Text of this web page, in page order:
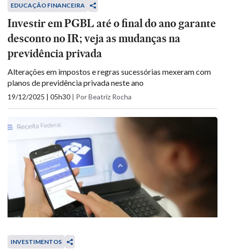
EDUCAÇÃO FINANCEIRA
Investir em PGBL até o final do ano garante
desconto no IR; veja as mudanças na
previdência privada
Alterações em impostos e regras sucessórias mexeram com
planos de previdência privada neste ano
19/12/2025 | 05h30 | Por Beatriz Rocha
INVESTIMENTOS